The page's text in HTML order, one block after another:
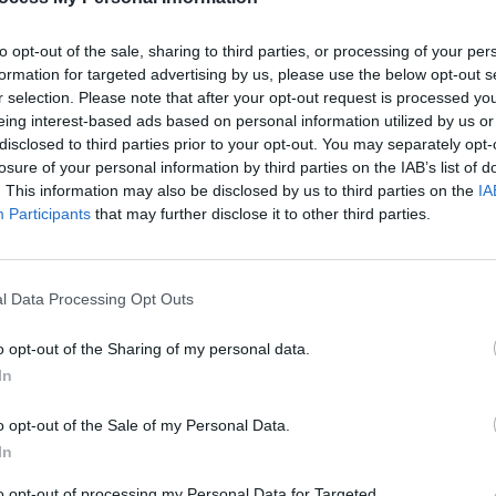
opt-out of the sale, sharing to third parties, or processing of your
for targeted advertising by us, please use the below opt-out
selection. Please note that after your opt-out request is processed
interest-based ads based on personal information utilized by us
to third parties prior to your opt-out. You may separately
of your personal information by third parties on the IAB’s list of
This information may also be disclosed by us to third parties on the
Participants that may further disclose it to other third parties.
Data Processing Opt Outs
opt-out of the Sharing of my personal data.
opt-out of the Sale of my Personal Data.
le public et accueillir de nombreuses personnalités
stars internationales telles que Kate Winslet, Katie Melua,
avait récemment été reçu par le prince William pour sa
celle de Pippa
remarquées.Pippa Middleton, habituellement présente,
vacances au Grand Prix de F1 d’Abu Dhabi avec
plusieurs milliers de kilomètres de Londres. Heureusement,
accompagné de son épouse Alizée Thevenet,